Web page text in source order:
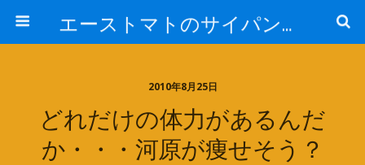
エーストマトのサイパンダイビング日記
2010年8月25日
どれだけの体力があるんだ
か・・・河原が痩せそう？